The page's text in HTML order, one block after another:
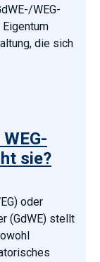
WEG-
die sich
sie?
oder
(GdWE) stellt